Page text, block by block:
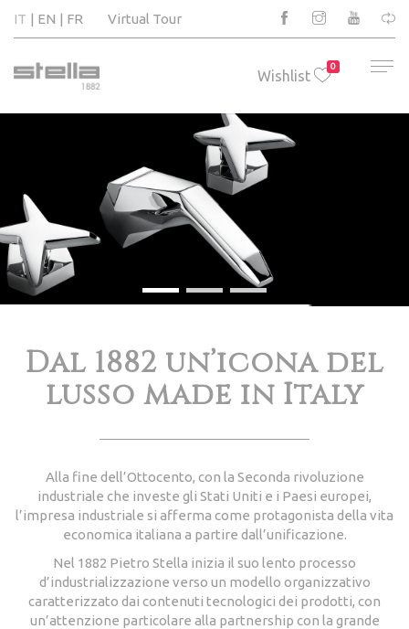
IT EN FR Virtual Tour
Wishlist
0
Dal 1882 un’icona del
lusso made in Italy
Alla fine dell’Ottocento, con la Seconda rivoluzione
industriale che investe gli Stati Uniti e i Paesi europei,
l’impresa industriale si afferma come protagonista della vita
economica italiana a partire dall’unificazione.
Nel 1882 Pietro Stella inizia il suo lento processo
d’industrializzazione verso un modello organizzativo
caratterizzato dai contenuti tecnologici dei prodotti, con
un’attenzione particolare alla partnership con la grande